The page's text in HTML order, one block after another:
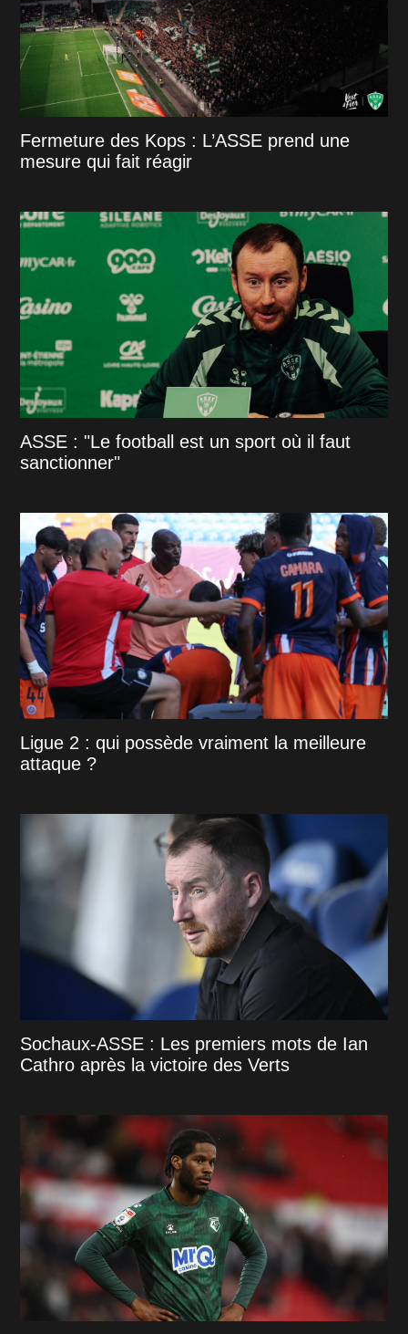
Fermeture des Kops : L’ASSE prend une
mesure qui fait réagir
ASSE : "Le football est un sport où il faut
sanctionner"
Ligue 2 : qui possède vraiment la meilleure
attaque ?
Sochaux-ASSE : Les premiers mots de Ian
Cathro après la victoire des Verts